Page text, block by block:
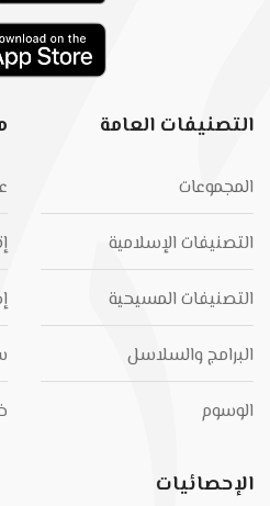
التصنيفات العامة
المجموعات
التصنيفات الإسلامية
التصنيفات المسيحية
البرامج والسلاسل
الوسوم
الإحصائيات